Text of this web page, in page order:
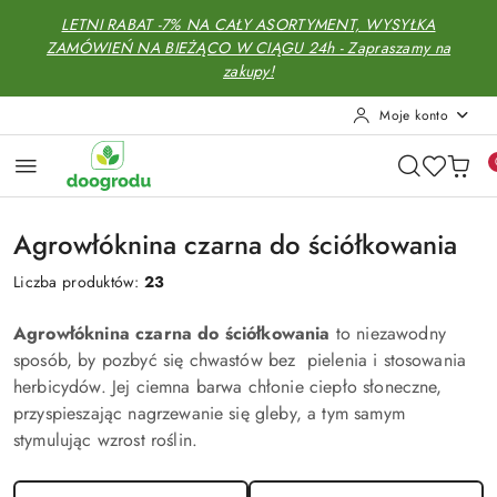
Przejdź do treści głównej
Przejdź do wyszukiwarki
Przejdź do moje konto
Przejdź do menu głównego
Przejdź do stopki
LETNI RABAT -7% NA CAŁY ASORTYMENT, WYSYŁKA
ZAMÓWIEŃ NA BIEŻĄCO W CIĄGU 24h - Zapraszamy na
zakupy!
Moje konto
Agrowłóknina czarna do ściółkowania
Liczba produktów:23
Agrowłóknina czarna do ściółkowania to niezawodny
sposób, by pozbyć się chwastów bez pielenia i stosowania
herbicydów. Jej ciemna barwa chłonie ciepło słoneczne,
przyspieszając nagrzewanie się gleby, a tym samym
stymulując wzrost roślin.